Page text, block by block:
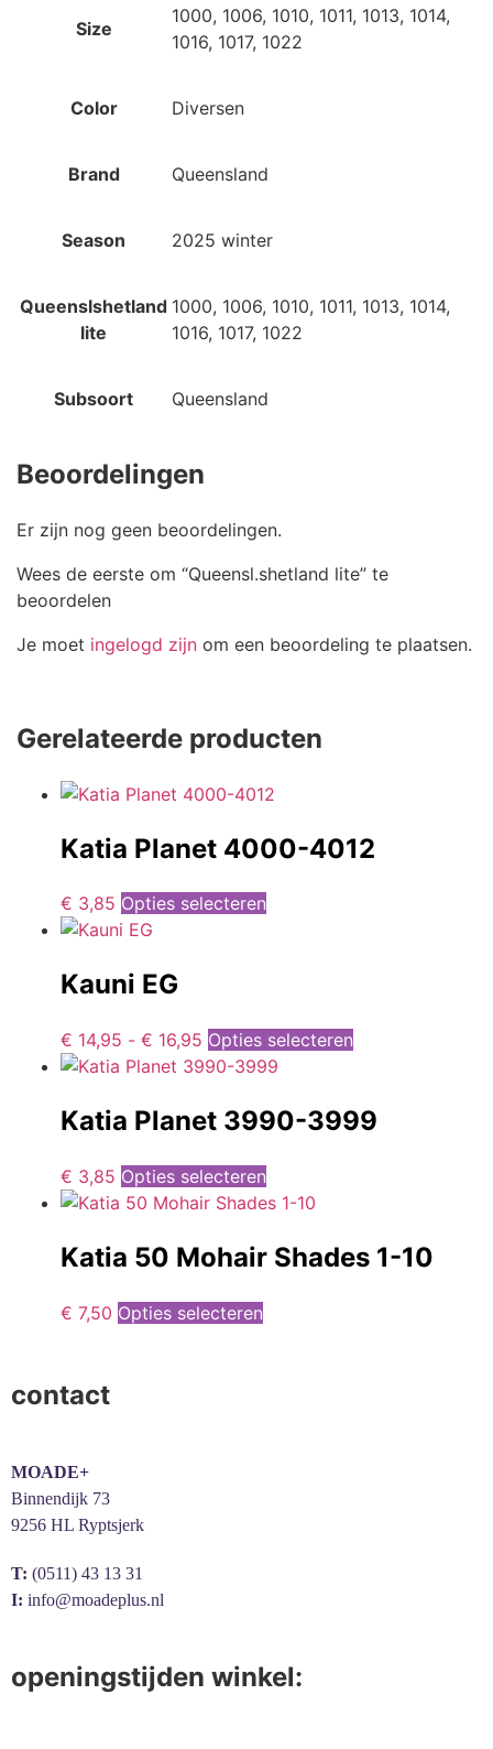
Size
1000, 1006, 1010, 1011, 1013, 1014,
1016, 1017, 1022
Color Diversen
Brand Queensland
Season 2025 winter
Queenslshetland
lite
1000, 1006, 1010, 1011, 1013, 1014,
1016, 1017, 1022
Subsoort Queensland
Beoordelingen
Er zijn nog geen beoordelingen.
Wees de eerste om “Queensl.shetland lite” te
beoordelen
Je moet ingelogd zijn om een beoordeling te plaatsen.
Gerelateerde producten
Katia Planet 4000-4012
€ 3,85 Opties selecteren
Kauni EG
€ 14,95 - € 16,95 Opties selecteren
Katia Planet 3990-3999
€ 3,85 Opties selecteren
Katia 50 Mohair Shades 1-10
€ 7,50 Opties selecteren
contact
MOADE+
Binnendijk 73
9256 HL Ryptsjerk
T: (0511) 43 13 31
I: info@moadeplus.nl
openingstijden winkel: